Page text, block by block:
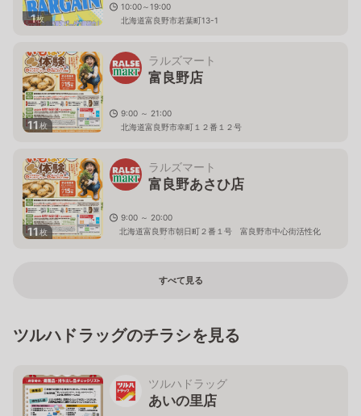
1枚
10:00～19:00
北海道富良野市若葉町13-1
11枚
ラルズマート
富良野店
9:00 ～ 21:00
北海道富良野市幸町１２番１２号
11枚
ラルズマート
富良野あさひ店
9:00 ～ 20:00
北海道富良野市朝日町２番１号 富良野市中心街活性化
センター ふらっと１Ｆ
すべて見る
ツルハドラッグのチラシを見る
ツルハドラッグ
あいの里店